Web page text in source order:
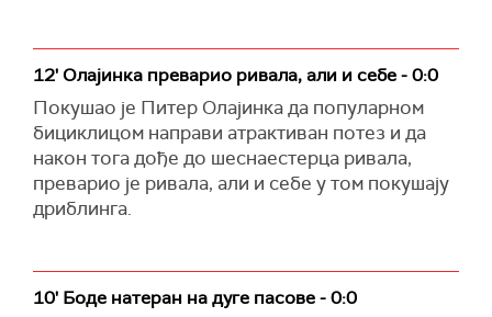
12' Олајинка преварио ривала, али и себе - 0:0
Покушао је Питер Олајинка да популарном
бициклицом направи атрактиван потез и да
након тога дође до шеснаестерца ривала,
преварио је ривала, али и себе у том покушају
дриблинга.
10' Боде натеран на дуге пасове - 0:0